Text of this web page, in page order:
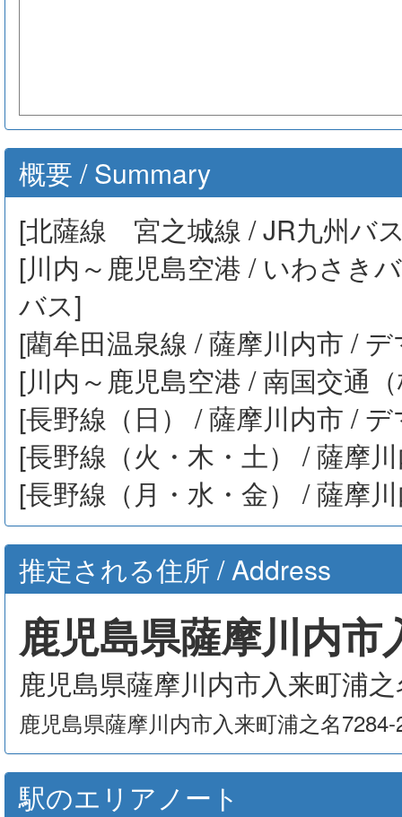
概要 / Summary
[北薩線 宮之城線 / JR九州バ
[川内～鹿児島空港 / いわさき
バス]
[藺牟田温泉線 / 薩摩川内市 /
[川内～鹿児島空港 / 南国交通
[長野線（日） / 薩摩川内市 /
[長野線（火・木・土） / 薩摩
[長野線（月・水・金） / 薩摩
推定される住所 / Address
鹿児島県薩摩川内
鹿児島県薩摩川内市入来町浦
鹿児島県薩摩川内市入来町浦之名7284-
駅のエリアノート